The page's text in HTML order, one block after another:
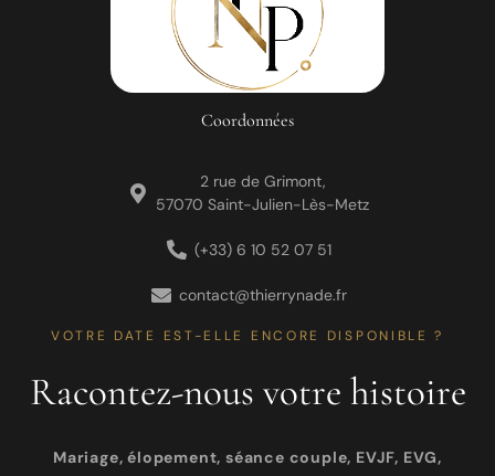
Coordonnées
2 rue de Grimont,
57070 Saint-Julien-Lès-Metz
(+33) 6 10 52 07 51
contact@thierrynade.fr
VOTRE DATE EST-ELLE ENCORE DISPONIBLE ?
Racontez-nous votre histoire
Mariage, élopement, séance couple, EVJF, EVG,